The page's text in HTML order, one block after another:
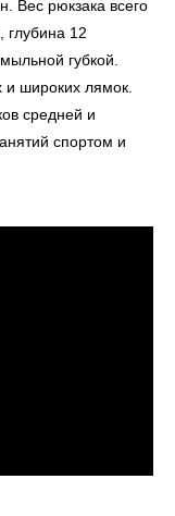
Вес рюкзака всего
12
губкой.
и широких лямок.
средней и
спортом и